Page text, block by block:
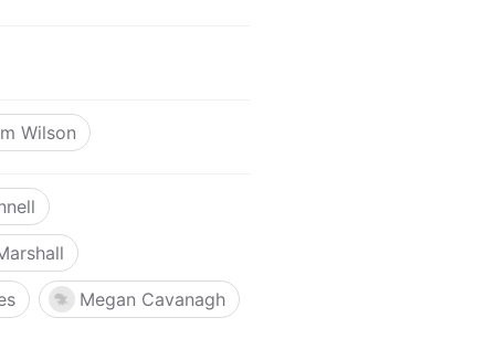
Wilson
Megan Cavanagh